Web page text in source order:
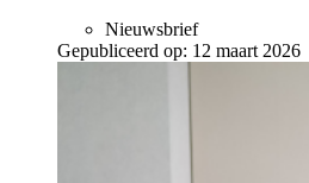
Nieuwsbrief
Gepubliceerd op: 12 maart 2026